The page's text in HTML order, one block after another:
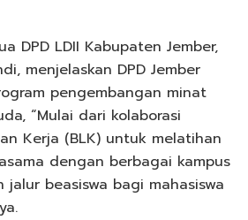
DPD LDII Kabupaten Jember,
menjelaskan DPD Jember
pengembangan minat
“Mulai dari kolaborasi
Kerja (BLK) untuk melatihan
dengan berbagai kampus
jalur beasiswa bagi mahasiswa